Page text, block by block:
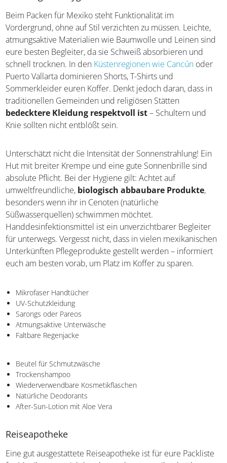
Beim Packen für Mexiko steht Funktionalität im
Vordergrund, ohne auf Stil verzichten zu müssen. Leichte,
atmungsaktive Materialien wie Baumwolle und Leinen sind
eure besten Begleiter, da sie Schweiß absorbieren und
schnell trocknen. In den Küstenregionen wie Cancún oder
Puerto Vallarta dominieren Shorts, T-Shirts und
Sommerkleider euren Koffer. Denkt jedoch daran, dass in
traditionellen Gemeinden und religiösen Stätten
bedecktere Kleidung respektvoll ist– Schultern und
Knie sollten nicht entblößt sein.
Unterschätzt nicht die Intensität der Sonnenstrahlung! Ein
Hut mit breiter Krempe und eine gute Sonnenbrille sind
absolute Pflicht. Bei der Hygiene gilt: Achtet auf
umweltfreundliche, biologisch abbaubare Produkte,
besonders wenn ihr in Cenoten (natürliche
Süßwasserquellen) schwimmen möchtet.
Handdesinfektionsmittel ist ein unverzichtbarer Begleiter
für unterwegs. Vergesst nicht, dass in vielen mexikanischen
Unterkünften Pflegeprodukte gestellt werden – informiert
euch am besten vorab, um Platz im Koffer zu sparen.
Mikrofaser Handtücher
UV-Schutzkleidung
Sarongs oder Pareos
Atmungsaktive Unterwäsche
Faltbare Regenjacke
Beutel für Schmutzwäsche
Trockenshampoo
Wiederverwendbare Kosmetikflaschen
Natürliche Deodorants
After-Sun-Lotion mit Aloe Vera
Reiseapotheke
Eine gut ausgestattete Reiseapotheke ist für eure Packliste